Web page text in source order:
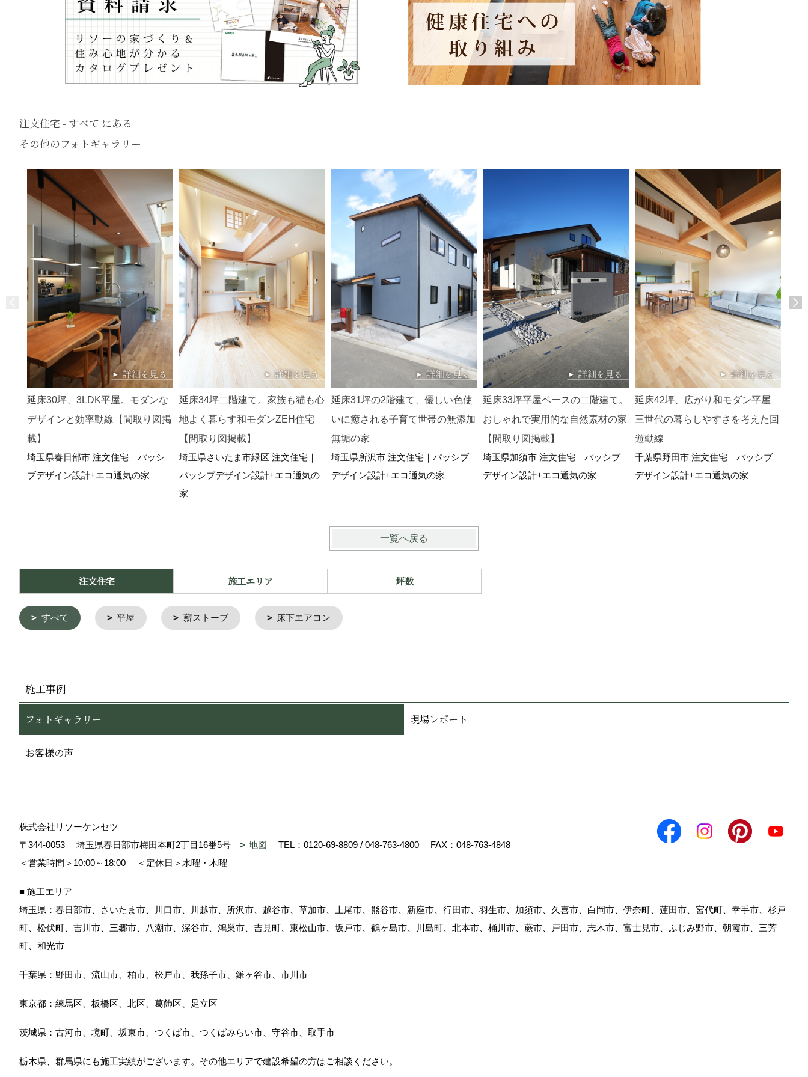
注文住宅 - すべて にある
その他のフォトギャラリー
延床30坪、3LDK平屋。モダンな
デザインと効率動線【間取り図掲
載】
埼玉県春日部市 注文住宅｜パッシ
ブデザイン設計+エコ通気の家
延床34坪二階建て。家族も猫も心
地よく暮らす和モダンZEH住宅
【間取り図掲載】
埼玉県さいたま市緑区 注文住宅｜
パッシブデザイン設計+エコ通気の
家
延床31坪の2階建て、優しい色使
いに癒される子育て世帯の無添加
無垢の家
埼玉県所沢市 注文住宅｜パッシブ
デザイン設計+エコ通気の家
延床33坪平屋ベースの二階建て。
おしゃれで実用的な自然素材の家
【間取り図掲載】
埼玉県加須市 注文住宅｜パッシブ
デザイン設計+エコ通気の家
延床42坪、広がり和モダン平屋
三世代の暮らしやすさを考えた回
遊動線
千葉県野田市 注文住宅｜パッシブ
デザイン設計+エコ通気の家
一覧へ戻る
注文住宅 施工エリア 坪数
すべて 平屋 薪ストーブ 床下エアコン
施工事例
フォトギャラリー 現場レポート
お客様の声
株式会社リソーケンセツ
〒344-0053
埼玉県春日部市梅田本町2丁目16番5号 地図 TEL： 0120-69-8809 / 048-763-4800
FAX：048-763-4848
＜営業時間＞10:00～18:00
＜定休日＞水曜・木曜
■ 施工エリア
埼玉県：春日部市、さいたま市、川口市、川越市、所沢市、越谷市、草加市、上尾市、熊谷市、新座市、行田市、羽生市、加須市、久喜市、白岡市、伊奈町、蓮田市、宮代町、幸手市、杉戸
町、松伏町、吉川市、三郷市、八潮市、深谷市、鴻巣市、吉見町、東松山市、坂戸市、鶴ヶ島市、川島町、北本市、桶川市、蕨市、戸田市、志木市、富士見市、ふじみ野市、朝霞市、三芳
町、和光市
千葉県：野田市、流山市、柏市、松戸市、我孫子市、鎌ヶ谷市、市川市
東京都：練馬区、板橋区、北区、葛飾区、足立区
茨城県：古河市、境町、坂東市、つくば市、つくばみらい市、守谷市、取手市
栃木県、群馬県にも施工実績がございます。その他エリアで建設希望の方はご相談ください。